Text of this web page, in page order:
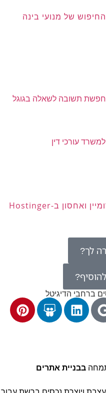
של מנועי בינה
איך להעביר אתר מ-Lovable לדומיין ואחסון ב-Hostinger
לך?
בבניית אתרים